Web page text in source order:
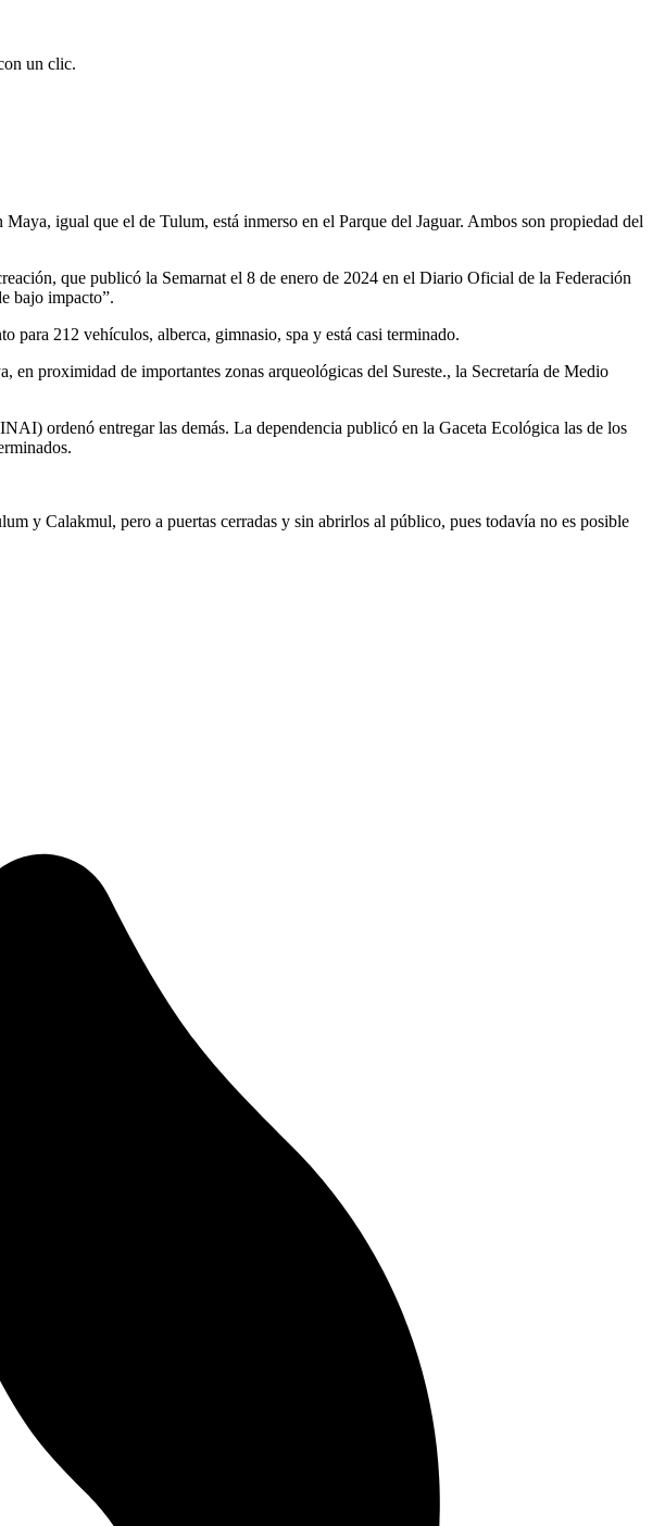
un clic.
igual que el de Tulum, está inmerso en el Parque del Jaguar. Ambos son propiedad del
que publicó la Semarnat el 8 de enero de 2024 en el Diario Oficial de la Federación
bajo impacto”.
para 212 vehículos, alberca, gimnasio, spa y está casi terminado.
proximidad de importantes zonas arqueológicas del Sureste., la Secretaría de Medio
ordenó entregar las demás. La dependencia publicó en la Gaceta Ecológica las de los
y Calakmul, pero a puertas cerradas y sin abrirlos al público, pues todavía no es posible